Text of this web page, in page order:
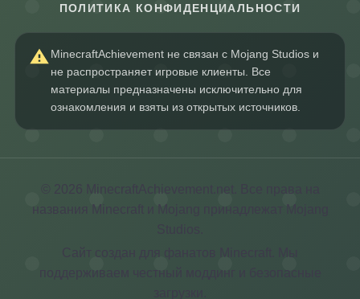
ПОЛИТИКА КОНФИДЕНЦИАЛЬНОСТИ
MinecraftAchievement не связан с Mojang Studios и
не распространяет игровые клиенты. Все
материалы предназначены исключительно для
ознакомления и взяты из открытых источников.
© 2026 MinecraftAchievement.net. Все права на
названия Minecraft и Mojang принадлежат Mojang
Сайт создан для фанатов Minecraft. Мы
поддерживаем честный моддинг и безопасные